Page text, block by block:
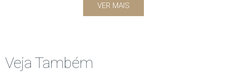
VER MAIS
Veja Também